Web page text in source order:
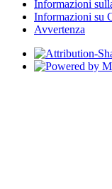
Informazioni
Informazioni su
Avvertenza